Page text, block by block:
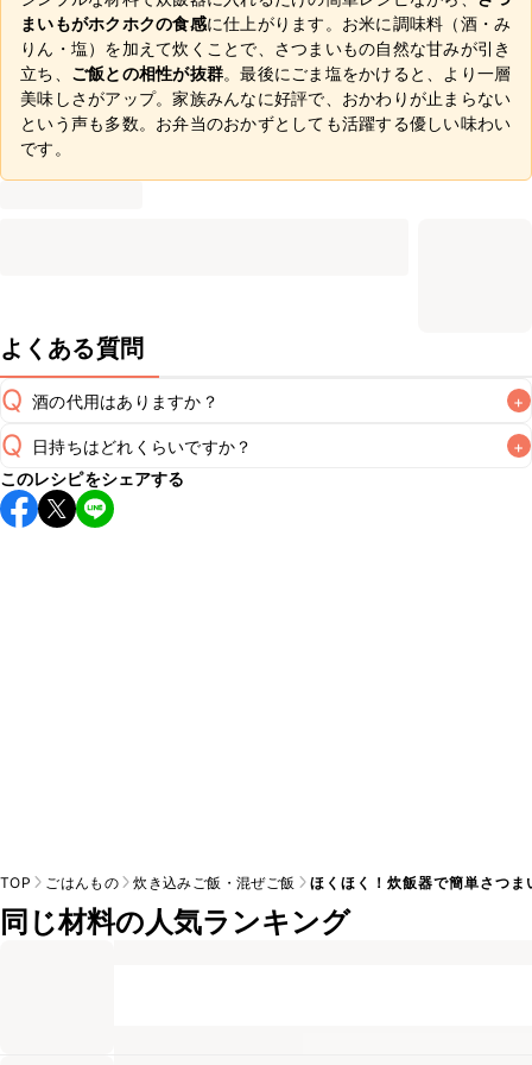
まいもがホクホクの食感に仕上がります。お米に調味料（酒・み
りん・塩）を加えて炊くことで、さつまいもの自然な甘みが引き
立ち、 ご飯との相性が抜群。最後にごま塩をかけると、より一層
美味しさがアップ。家族みんなに好評で、おかわりが止まらない
という声も多数。お弁当のおかずとしても活躍する優しい味わい
です。
よくある質問
Q 酒の代用はありますか？ +
A
Q 日持ちはどれくらいですか？ +
保存期間は冷蔵で当日中が目安です。なるべくお早めにお召
し上がりください。
このレシピをシェアする
TOP ごはんもの 炊き込みご飯・混ぜご飯 ほくほく！炊飯器で簡単さつま
同じ材料の人気ランキング